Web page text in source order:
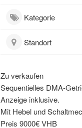
Kategorie
Standort
Zu verkaufen
Sequentielles DMA-
Anzeige inklusive.
Mit Hebel und
Preis 9000€ VHB